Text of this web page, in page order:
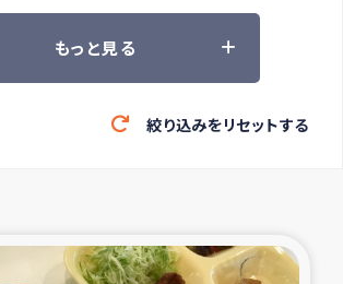
ツアー参加者の声
緊急救援の時代
東ティモール豪雨緊急支援
もっと見る
絞り込みをリセットする